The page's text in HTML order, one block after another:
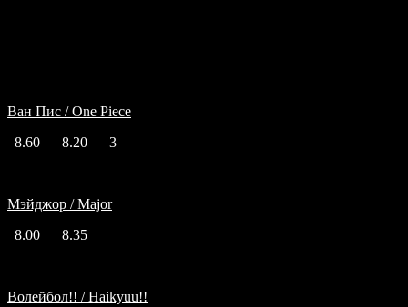
Ван Пис / One Piece
8.60
8.20 3
Мэйджор / Major
8.00
8.35
Волейбол!! / Haikyuu!!